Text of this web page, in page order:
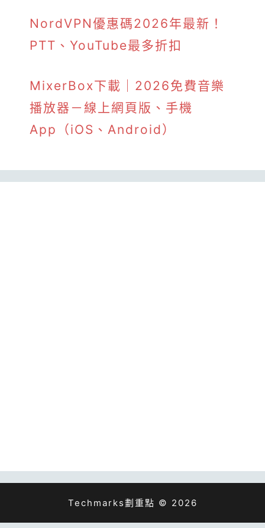
NordVPN優惠碼2026年最新！
PTT、YouTube最多折扣
MixerBox下載｜2026免費音樂
播放器－線上網頁版、手機
App（iOS、Android）
Techmarks劃重點 © 2026